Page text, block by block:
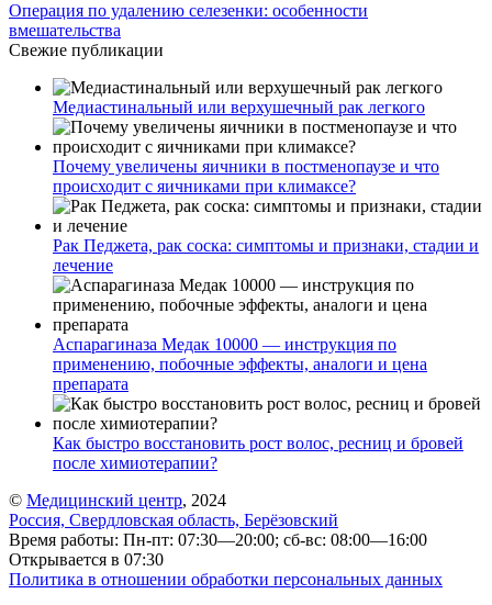
Операция по удалению селезенки: особенности
вмешательства
Свежие публикации
Медиастинальный или верхушечный рак легкого
Почему увеличены яичники в постменопаузе и что
происходит с яичниками при климаксе?
Рак Педжета, рак соска: симптомы и признаки, стадии и
лечение
Аспарагиназа Медак 10000 — инструкция по
применению, побочные эффекты, аналоги и цена
препарата
Как быстро восстановить рост волос, ресниц и бровей
после химиотерапии?
© Медицинский центр, 2024
Россия, Свердловская область, Берёзовский
Время работы: Пн-пт: 07:30—20:00; сб-вс: 08:00—16:00
Открывается в 07:30
Политика в отношении обработки персональных данных